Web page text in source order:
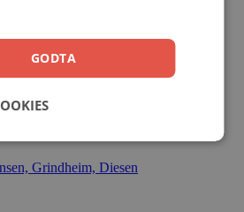
Grindheim, Diesen
GODTA